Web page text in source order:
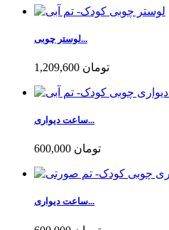
لوستر چوبی...
1,209,600 تومان
ساعت دیواری...
600,000 تومان
ساعت دیواری...